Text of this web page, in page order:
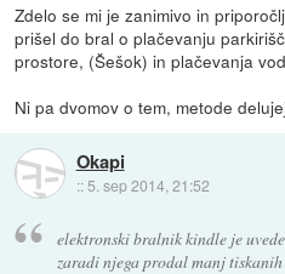
Zdelo se mi je zanimivo in
prišel do bral o plačevanju
prostore, (Šešok) in plačevanja
Ni pa dvomov o tem, metode
Okapi
:: 5. sep 2014, 21:52
elektronski bralnik kindle je
zaradi njega prodal manj